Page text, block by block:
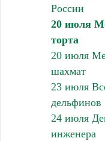
России
20 июля
торта
20 июля
шахмат
23 июля
дельфинов
24 июля
инженера